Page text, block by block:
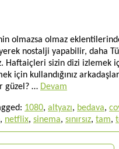
olmazsa olmaz
nostalji yapabilir, daha
sizin dizi izlemek
için kullandığınız
güzel? … Devam
1080, altyazı, bedava,
, netflix, sinema, sınırsız, tam,